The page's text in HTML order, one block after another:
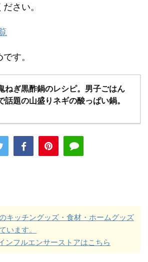
さい。
す。
ねぎ黒酢鍋のレシピ。男子ごはん
話題の山盛りネギの酸っぱい鍋。
キッチングッズ・食材・ホームグッズ
います。
ンフルエンサーストアはこちら